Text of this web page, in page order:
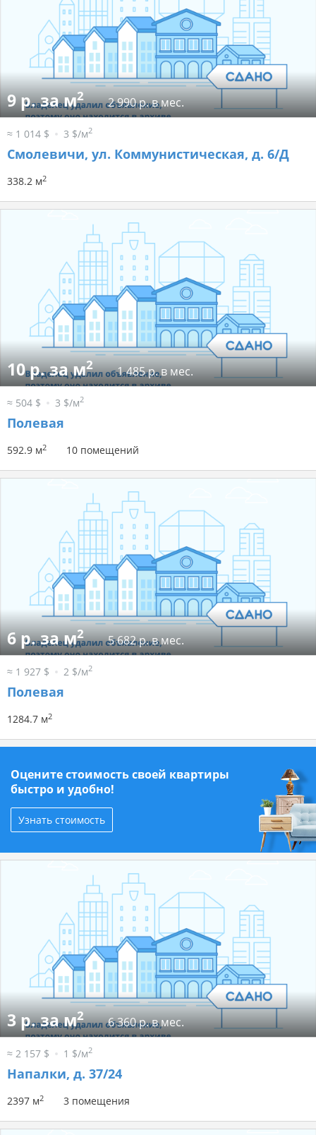
9 р. за м2 2 990 р. в мес.
≈ 1 014 $ 3 $/м2
Смолевичи, ул. Коммунистическая, д. 6/Д
338.2 м2
10 р. за м2 1 485 р. в мес.
≈ 504 $ 3 $/м2
Полевая
592.9 м2 10 помещений
6 р. за м2 5 682 р. в мес.
≈ 1 927 $ 2 $/м2
Полевая
1284.7 м2
Оцените стоимость своей квартиры
быстро и удобно!
Узнать стоимость
3 р. за м2 6 360 р. в мес.
≈ 2 157 $ 1 $/м2
Напалки, д. 37/24
2397 м2 3 помещения